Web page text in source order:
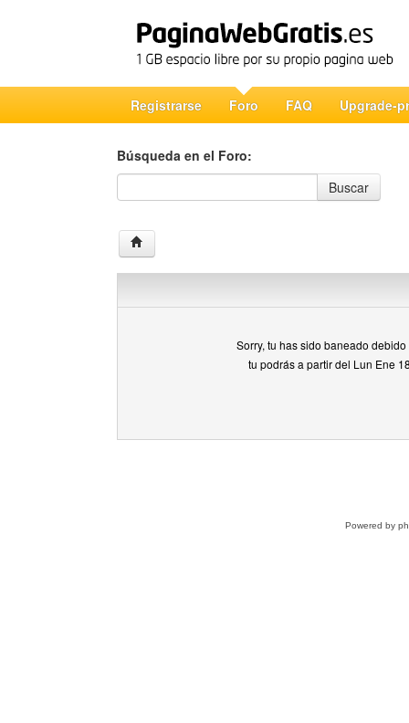
Registrarse Foro FAQ Upgrade-
Búsqueda en el Foro:
Búsqueda en el Foro
Buscar
Sorry, tu has sido baneado
tu podrás a partir del Lun Ene
Powered by